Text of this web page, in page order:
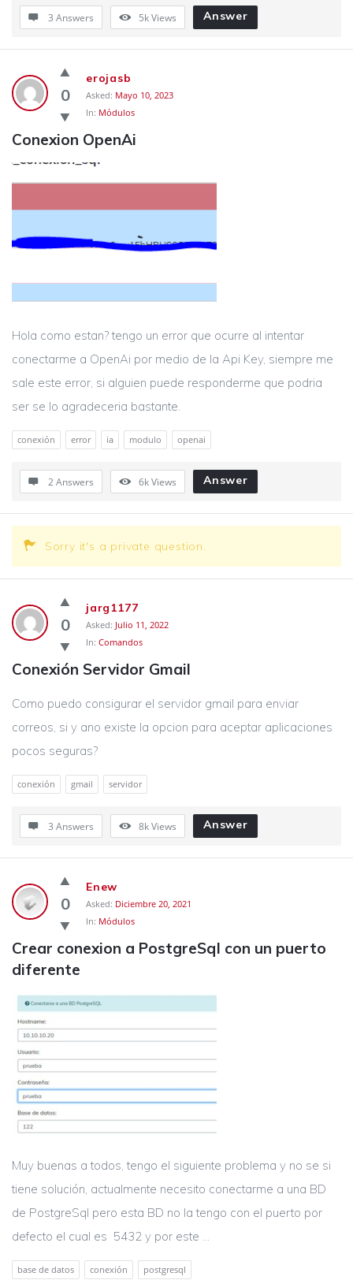
3 Answers 5kViews Answer
0
erojasb
Asked: Mayo 10, 2023
In: Módulos
Conexion OpenAi
Hola como estan? tengo un error que ocurre al intentar
conectarme a OpenAi por medio de la Api Key, siempre me
sale este error, si alguien puede responderme que podria
ser se lo agradeceria bastante.
conexión error ia modulo openai
2 Answers 6kViews Answer
Sorry it's a private question.
0
jarg1177
Asked: Julio 11, 2022
In: Comandos
Conexión Servidor Gmail
Como puedo consigurar el servidor gmail para enviar
correos, si y ano existe la opcion para aceptar aplicaciones
pocos seguras?
conexión gmail servidor
3 Answers 8kViews Answer
0
Enew
Asked: Diciembre 20, 2021
In: Módulos
Crear conexion a PostgreSql con un puerto
diferente
Muy buenas a todos, tengo el siguiente problema y no se si
tiene solución, actualmente necesito conectarme a una BD
de PostgreSql pero esta BD no la tengo con el puerto por
defecto el cual es 5432 y por este ...
base de datos conexión postgresql